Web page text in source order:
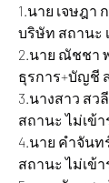
1.นาย เจษฎา
บริษัท สถานะ
2.นาย ณัชชา
ธุรการ+บัญชี
3.นางสาว สว
สถานะ ไม่เข้
4.นาย คำจันท
สถานะ ไม่เข้